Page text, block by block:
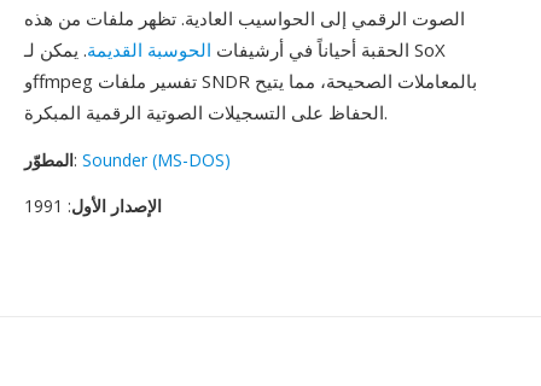
الصوت الرقمي إلى الحواسيب العادية. تظهر ملفات من هذه
الحقبة أحياناً في أرشيفات الحوسبة القديمة. يمكن لـ SoX
وffmpeg تفسير ملفات SNDR بالمعاملات الصحيحة، مما يتيح
الحفاظ على التسجيلات الصوتية الرقمية المبكرة.
المطوّر: Sounder (MS-DOS)
الإصدار الأول: 1991